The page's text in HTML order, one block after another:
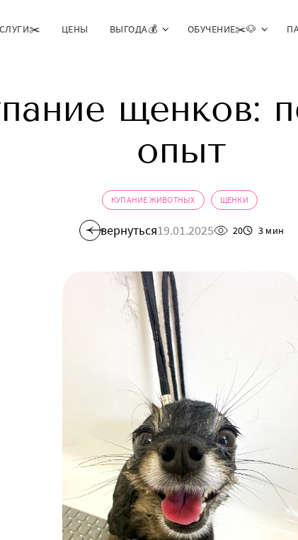
ЦЕНЫ ВЫГОДА💰 ОБУЧЕНИЕ✂️🐶
щенков:
опыт
КУПАНИЕ ЖИВОТНЫХ ЩЕНКИ
вернуться19.01.2025 20 3 мин